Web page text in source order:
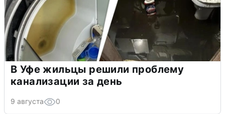
В Уфе жильцы решили проблему
канализации за день
9 августа 0